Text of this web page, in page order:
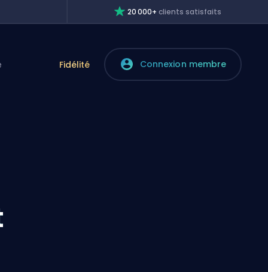
20 000+clients satisfaits
Fidélité Connexion membre